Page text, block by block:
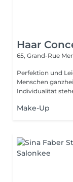
Haar
65, Grand-Rue
Perfektion und Leidenschaft
Menschen
Individualität
Make-Up